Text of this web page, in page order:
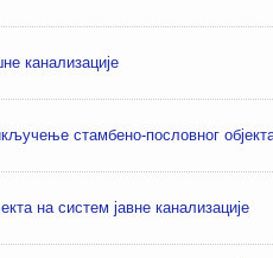
канализације
стамбено-пословног
на систем јавне канализације